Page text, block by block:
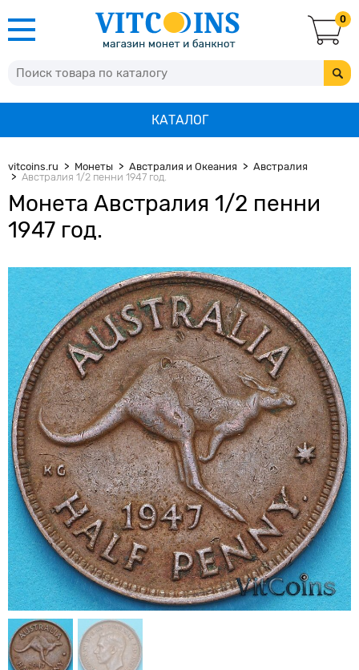
0
КАТАЛОГ
vitcoins.ru Монеты Австралия и Океания
Австралия
Австралия 1/2 пенни 1947 год.
Монета Австралия 1/2 пенни
1947 год.